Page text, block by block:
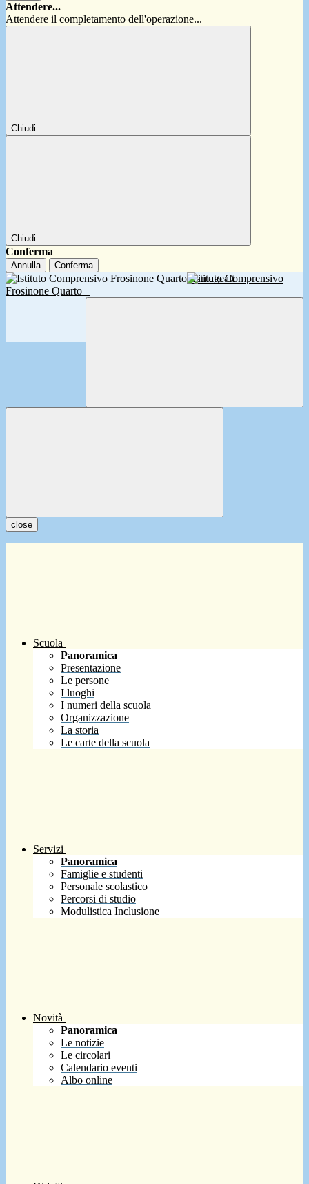
Attendere...
Attendere il completamento dell'operazione...
Chiudi
Chiudi
Conferma
Annulla Conferma
Istituto Comprensivo
Frosinone Quarto
close
Scuola
Panoramica
Presentazione
Le persone
I luoghi
I numeri della scuola
Organizzazione
La storia
Le carte della scuola
Servizi
Panoramica
Famiglie e studenti
Personale scolastico
Percorsi di studio
Modulistica Inclusione
Novità
Panoramica
Le notizie
Le circolari
Calendario eventi
Albo online